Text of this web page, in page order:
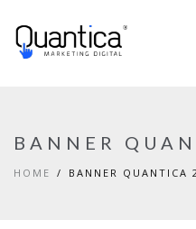
BANNER
HOME BANNER QUANTICA